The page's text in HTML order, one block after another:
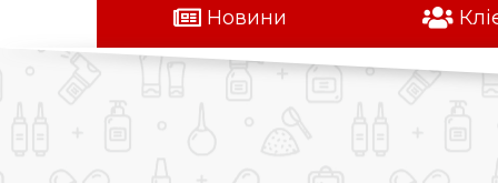
Новини